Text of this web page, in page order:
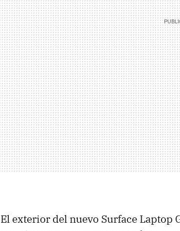
El exterior del nuevo Surface Laptop